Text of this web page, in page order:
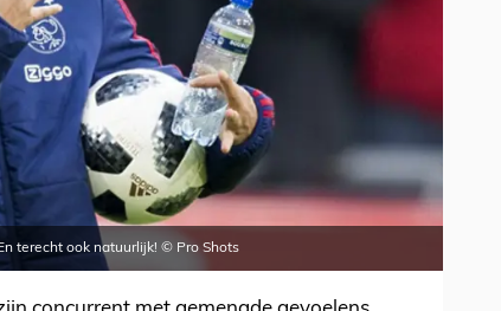
terecht ook natuurlijk! © Pro Shots